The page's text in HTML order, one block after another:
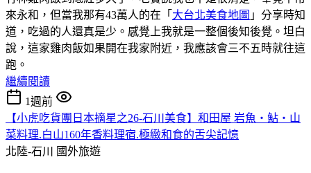
來永和，但當我那有43萬人的在「 大台北美食地圖 」分享時知
道，吃過的人還真是少。感覺上我就是一整個後知後覺。坦白
說，這家雞肉飯如果開在我家附近，我應該會三不五時就往這
跑。
繼續閱讀
1週前
【小虎吃貨團日本摘星之26-石川美食】和田屋 岩魚・鮎・山
菜料理.白山160年香料理宿.極緻和食的舌尖記憶
北陸-石川
國外旅遊